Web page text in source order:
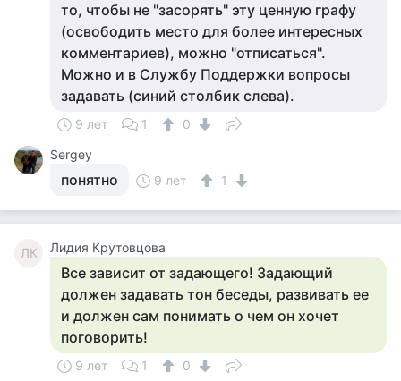
то, чтобы не "засорять" эту ценную графу
(освободить место для более интересных
комментариев), можно "отписаться".
Можно и в Службу Поддержки вопросы
задавать (синий столбик слева).
9 лет 1
0
Sergey
понятно 9 лет 1
ЛК Лидия Крутовцова
Все зависит от задающего! Задающий
должен задавать тон беседы, развивать ее
и должен сам понимать о чем он хочет
поговорить!
9 лет 1
0